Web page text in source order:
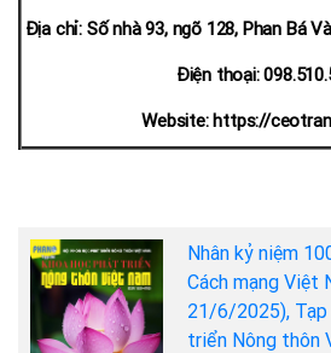
Địa chỉ: Số nhà 93, ngõ 128, Phan Bá
Điện thoại:
Website: https://
Nhân kỷ niệm
Cách mạng Việt
21/6/2025), Tạp
triển Nông thôn